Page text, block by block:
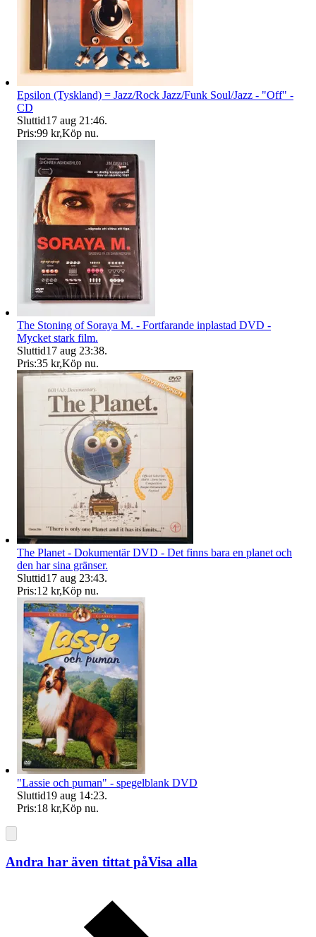
Epsilon (Tyskland) = Jazz/Rock Jazz/Funk Soul/Jazz - "Off" -
CD
Sluttid17 aug 21:46.
Pris:99 kr,Köp nu.
The Stoning of Soraya M. - Fortfarande inplastad DVD -
Mycket stark film.
Sluttid17 aug 23:38.
Pris:35 kr,Köp nu.
The Planet - Dokumentär DVD - Det finns bara en planet och
den har sina gränser.
Sluttid17 aug 23:43.
Pris:12 kr,Köp nu.
"Lassie och puman" - spegelblank DVD
Sluttid19 aug 14:23.
Pris:18 kr,Köp nu.
Andra har även tittat påVisa alla